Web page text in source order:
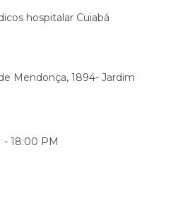
hospitalar Cuiabá
Mendonça, 1894- Jardim
- 18:00 PM